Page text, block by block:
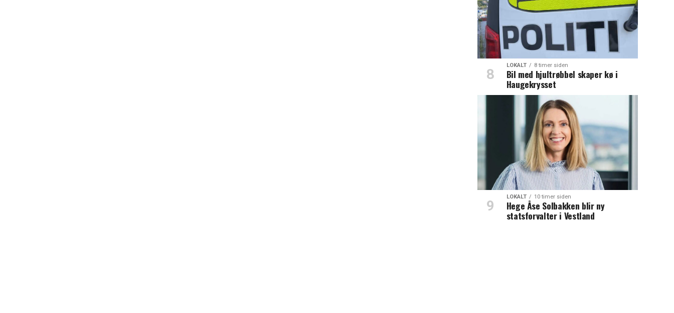
LOKALT 8 timer siden
Bil med hjultrøbbel skaper kø i
Haugekrysset
LOKALT 10 timer siden
Hege Åse Solbakken blir ny
statsforvalter i Vestland